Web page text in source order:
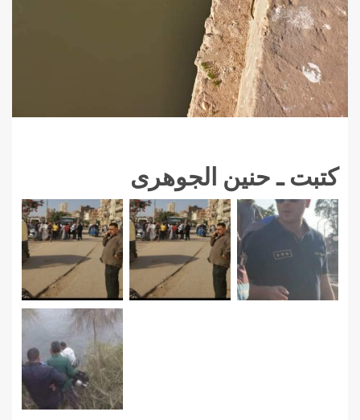
كتبت ـ حنين الجوهرى